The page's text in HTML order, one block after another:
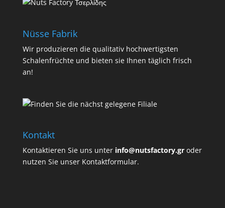
Nüsse Fabrik
Wir produzieren die qualitativ hochwertigsten
Schalenfrüchte und bieten sie Ihnen täglich frisch
an!
Kontakt
Kontaktieren Sie uns unter info@nutsfactory.groder
nutzen Sie unser Kontaktformular.